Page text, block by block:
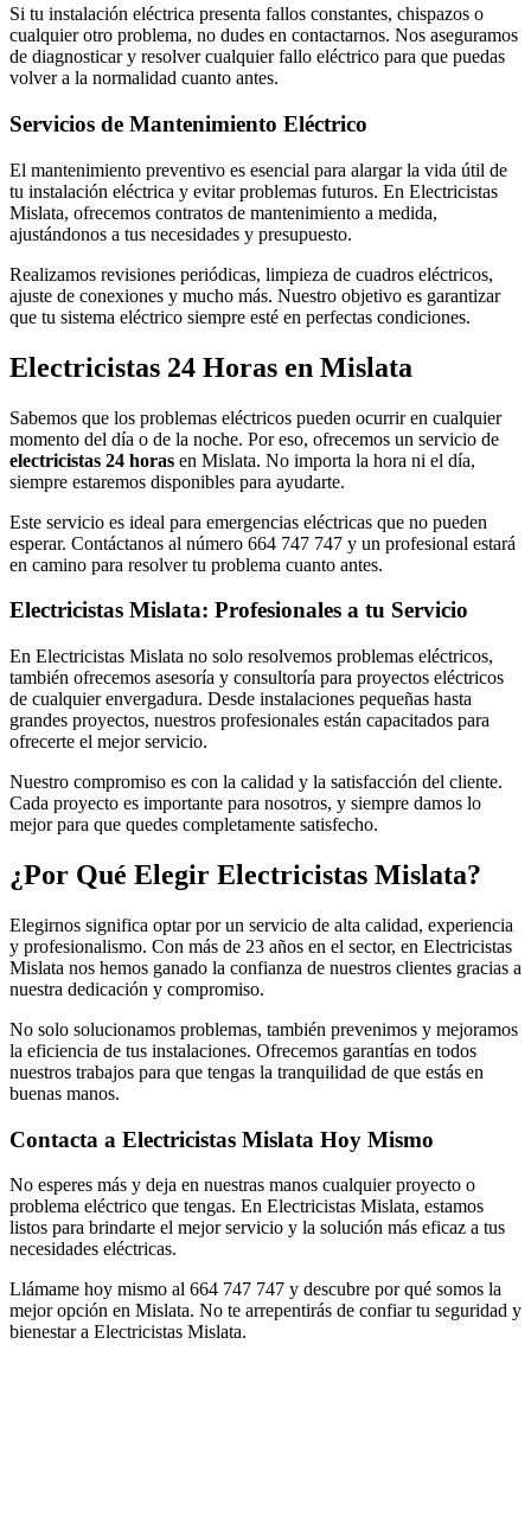
Si tu instalación eléctrica presenta fallos constantes, chispazos o
cualquier otro problema, no dudes en contactarnos. Nos aseguramos
de diagnosticar y resolver cualquier fallo eléctrico para que puedas
volver a la normalidad cuanto antes.
Servicios de Mantenimiento Eléctrico
El mantenimiento preventivo es esencial para alargar la vida útil de
tu instalación eléctrica y evitar problemas futuros. En Electricistas
Mislata, ofrecemos contratos de mantenimiento a medida,
ajustándonos a tus necesidades y presupuesto.
Realizamos revisiones periódicas, limpieza de cuadros eléctricos,
ajuste de conexiones y mucho más. Nuestro objetivo es garantizar
que tu sistema eléctrico siempre esté en perfectas condiciones.
Electricistas 24 Horas en Mislata
Sabemos que los problemas eléctricos pueden ocurrir en cualquier
momento del día o de la noche. Por eso, ofrecemos un servicio de
electricistas 24 horas en Mislata. No importa la hora ni el día,
siempre estaremos disponibles para ayudarte.
Este servicio es ideal para emergencias eléctricas que no pueden
esperar. Contáctanos al número 664 747 747 y un profesional estará
en camino para resolver tu problema cuanto antes.
Electricistas Mislata: Profesionales a tu Servicio
En Electricistas Mislata no solo resolvemos problemas eléctricos,
también ofrecemos asesoría y consultoría para proyectos eléctricos
de cualquier envergadura. Desde instalaciones pequeñas hasta
grandes proyectos, nuestros profesionales están capacitados para
ofrecerte el mejor servicio.
Nuestro compromiso es con la calidad y la satisfacción del cliente.
Cada proyecto es importante para nosotros, y siempre damos lo
mejor para que quedes completamente satisfecho.
¿Por Qué Elegir Electricistas Mislata?
Elegirnos significa optar por un servicio de alta calidad, experiencia
y profesionalismo. Con más de 23 años en el sector, en Electricistas
Mislata nos hemos ganado la confianza de nuestros clientes gracias a
nuestra dedicación y compromiso.
No solo solucionamos problemas, también prevenimos y mejoramos
la eficiencia de tus instalaciones. Ofrecemos garantías en todos
nuestros trabajos para que tengas la tranquilidad de que estás en
buenas manos.
Contacta a Electricistas Mislata Hoy Mismo
No esperes más y deja en nuestras manos cualquier proyecto o
problema eléctrico que tengas. En Electricistas Mislata, estamos
listos para brindarte el mejor servicio y la solución más eficaz a tus
necesidades eléctricas.
Llámame hoy mismo al 664 747 747 y descubre por qué somos la
mejor opción en Mislata. No te arrepentirás de confiar tu seguridad y
bienestar a Electricistas Mislata.